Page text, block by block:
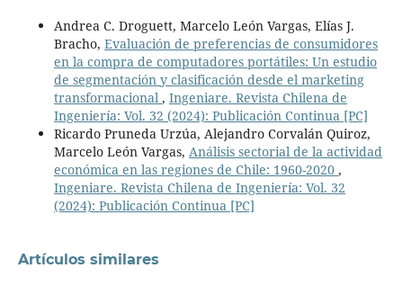
Andrea C. Droguett, Marcelo León Vargas, Elías J.
Bracho, Evaluación de preferencias de consumidores
en la compra de computadores portátiles: Un estudio
de segmentación y clasificación desde el marketing
transformacional , Ingeniare. Revista Chilena de
Ingeniería: Vol. 32 (2024): Publicación Continua [PC]
Ricardo Pruneda Urzúa, Alejandro Corvalán Quiroz,
Marcelo León Vargas, Análisis sectorial de la actividad
económica en las regiones de Chile: 1960-2020 ,
Ingeniare. Revista Chilena de Ingeniería: Vol. 32
(2024): Publicación Continua [PC]
Artículos similares